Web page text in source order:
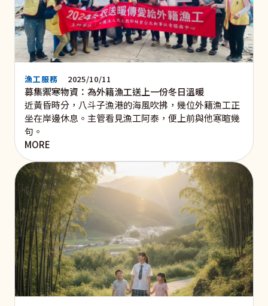
漁工服務 2025/10/11
募集禦寒物資：為外籍漁工送上一份冬日溫暖
近黃昏時分，八斗子漁港的海風吹拂，幾位外籍漁工正
坐在岸邊休息。主管看見漁工阿泰，便上前與他寒暄幾
句。
MORE